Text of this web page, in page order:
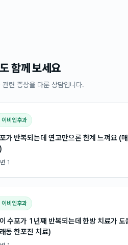
함께 보세요
련 증상을 다룬 상담입니다.
비인후과
가 반복되는데 연고만으론 한계 느껴요 (
1
비인후과
수포가 1년째 반복되는데 한방 치료가 도
동 한포진 치료)